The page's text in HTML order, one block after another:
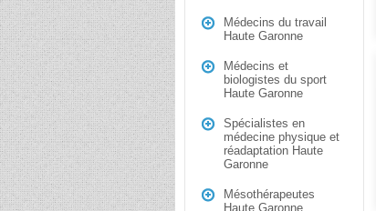
Médecins du travail
Haute Garonne
Médecins et
biologistes du sport
Haute Garonne
Spécialistes en
médecine physique et
réadaptation Haute
Garonne
Mésothérapeutes
Haute Garonne